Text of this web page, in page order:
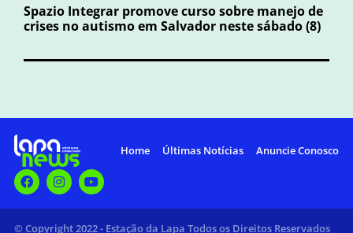
Spazio Integrar promove curso sobre manejo de
crises no autismo em Salvador neste sábado (8)
Home Últimas Notícias Anuncie Conosco
© Copyright 2022 - Estação da Lapa Todos os Direitos Reservados